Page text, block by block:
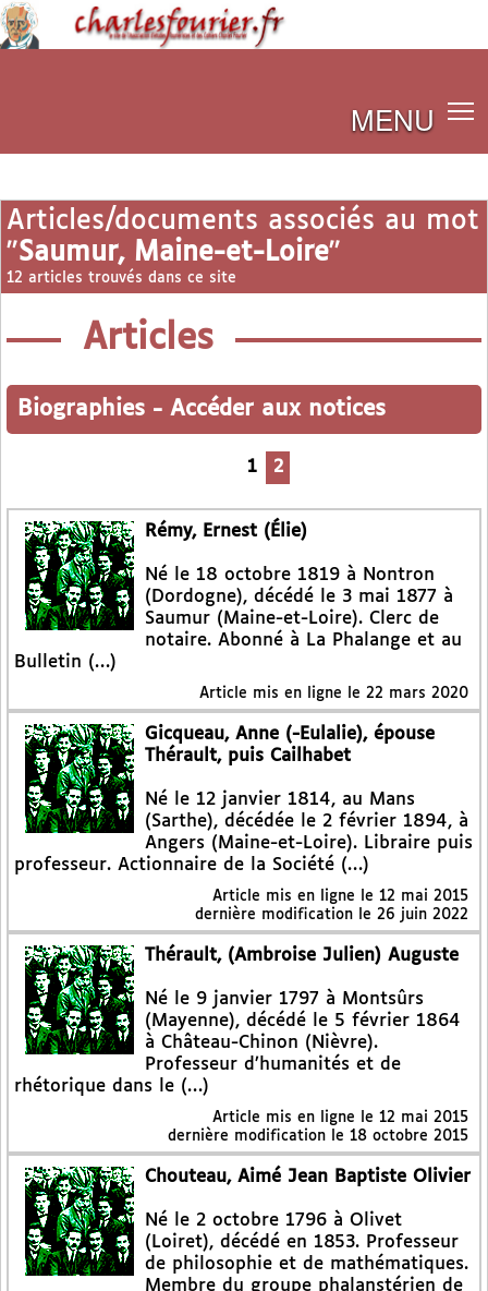
MENU
Articles/documents associés au mot
"Saumur, Maine-et-Loire"
12 articles trouvés dans ce site
Articles
Biographies - Accéder aux notices
1 2
Rémy, Ernest (Élie)
Né le 18 octobre 1819 à Nontron
(Dordogne), décédé le 3 mai 1877 à
Saumur (Maine-et-Loire). Clerc de
notaire. Abonné à La Phalange et au
Bulletin (…)
Article mis en ligne le 22 mars 2020
Gicqueau, Anne (-Eulalie), épouse
Thérault, puis Cailhabet
Né le 12 janvier 1814, au Mans
(Sarthe), décédée le 2 février 1894, à
Angers (Maine-et-Loire). Libraire puis
professeur. Actionnaire de la Société (…)
Article mis en ligne le 12 mai 2015
dernière modification le 26 juin 2022
Thérault, (Ambroise Julien) Auguste
Né le 9 janvier 1797 à Montsûrs
(Mayenne), décédé le 5 février 1864
à Château-Chinon (Nièvre).
Professeur d’humanités et de
rhétorique dans le (…)
Article mis en ligne le 12 mai 2015
dernière modification le 18 octobre 2015
Chouteau, Aimé Jean Baptiste Olivier
Né le 2 octobre 1796 à Olivet
(Loiret), décédé en 1853. Professeur
de philosophie et de mathématiques.
Membre du groupe phalanstérien de